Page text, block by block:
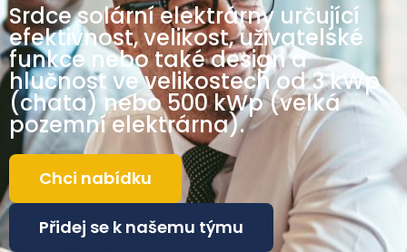
Srdce solární elektrárny určující
efektivnost, velikost, uživatelské
funkce nebo také design a
hlučnost ve velikostech od 3 kWp
(chata) nebo 500 kWp (velká
pozemní elektrárna).
Chci nabídku
Přidej se k našemu týmu